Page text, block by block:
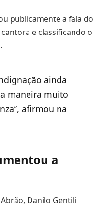
publicamente a fala do
e classificando o
ainda
maneira muito
afirmou na
a
Danilo Gentili